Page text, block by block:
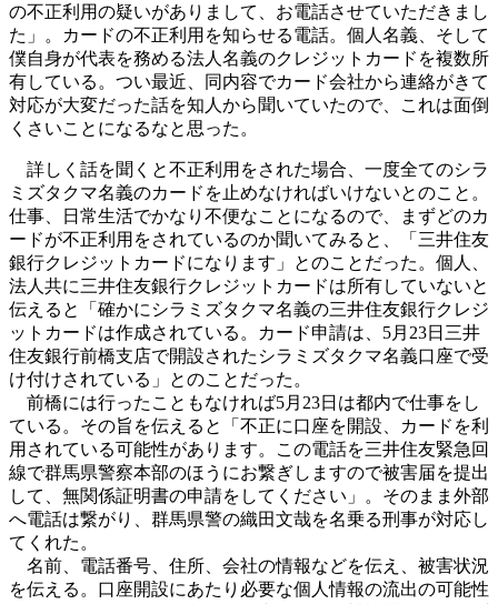
の不正利用の疑いがありまして、お電話させていただきまし
た」。カードの不正利用を知らせる電話。個人名義、そして
僕自身が代表を務める法人名義のクレジットカードを複数所
有している。つい最近、同内容でカード会社から連絡がきて
対応が大変だった話を知人から聞いていたので、これは面倒
くさいことになるなと思った。
詳しく話を聞くと不正利用をされた場合、一度全てのシラ
ミズタクマ名義のカードを止めなければいけないとのこと。
仕事、日常生活でかなり不便なことになるので、まずどのカ
ードが不正利用をされているのか聞いてみると、「三井住友
銀行クレジットカードになります」とのことだった。個人、
法人共に三井住友銀行クレジットカードは所有していないと
伝えると「確かにシラミズタクマ名義の三井住友銀行クレジ
ットカードは作成されている。カード申請は、5月23日三井
住友銀行前橋支店で開設されたシラミズタクマ名義口座で受
け付けされている」とのことだった。
前橋には行ったこともなければ5月23日は都内で仕事をし
ている。その旨を伝えると「不正に口座を開設、カードを利
用されている可能性があります。この電話を三井住友緊急回
線で群馬県警察本部のほうにお繋ぎしますので被害届を提出
して、無関係証明書の申請をしてください」。そのまま外部
へ電話は繋がり、群馬県警の織田文哉を名乗る刑事が対応し
てくれた。
名前、電話番号、住所、会社の情報などを伝え、被害状況
を伝える。口座開設にあたり必要な個人情報の流出の可能性